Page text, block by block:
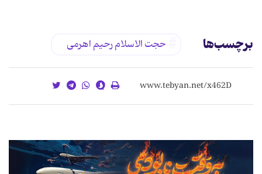
برچسب‌ها حجت الاسلام رحیم اهرمی